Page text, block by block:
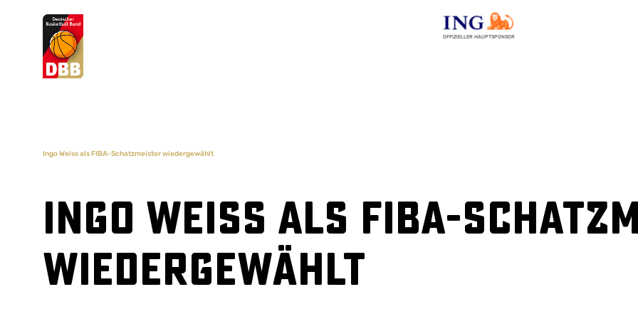
OFFIZIELLER HAUPTSPONSOR
Suchvorschläge
Ingo Weiss als FIBA-Schatzmeister wiedergewählt
Ingo Weiss als FIBA-
wiedergewählt